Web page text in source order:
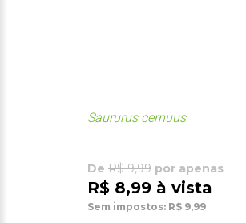
Saururus cernuus
De R$ 9,99 por apenas
R$ 8,99 à vista
Sem impostos: R$ 9,99